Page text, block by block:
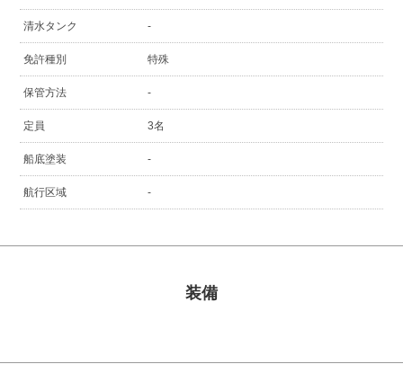
清水タンク -
免許種別 特殊
保管方法 -
定員 3名
船底塗装 -
航行区域 -
装備